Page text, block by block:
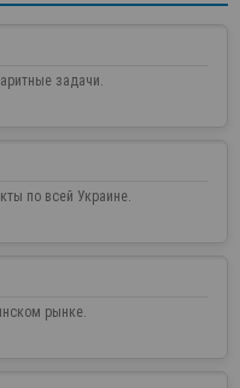
задачи.
по всей Украине.
рынке.